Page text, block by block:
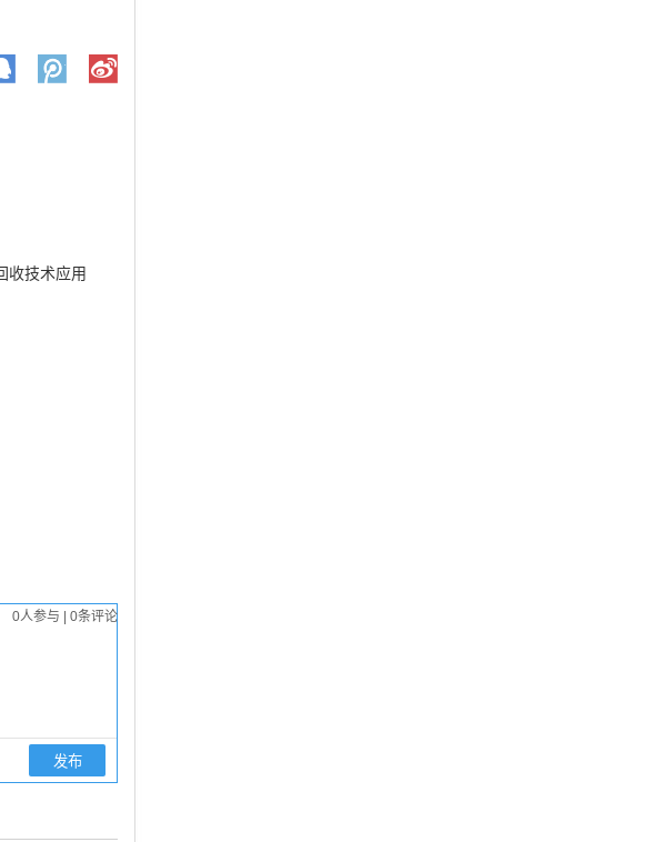
收技术应用
0人参与 0条评论